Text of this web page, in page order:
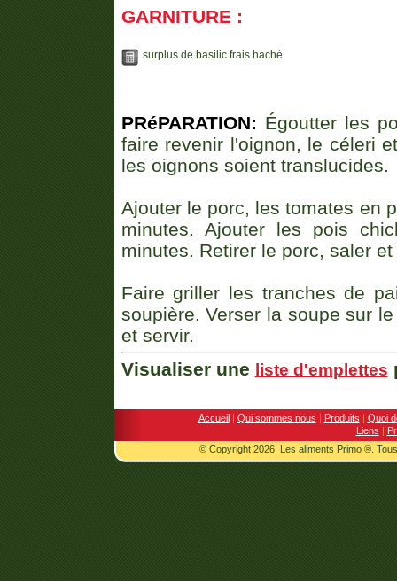
GARNITURE :
surplus de basilic frais haché
PRéPARATION: Égoutter les
faire revenir l'oignon, le céleri
les oignons soient translucides.
Ajouter le porc, les tomates en
minutes. Ajouter les pois
minutes. Retirer le porc, saler et
Faire griller les tranches de
soupière. Verser la soupe sur
et servir.
Visualiser une liste d'emplettes
Accueil | Qui sommes nous | Produits | Quoi
Liens |
© Copyright 2026. Les aliments Primo ®.